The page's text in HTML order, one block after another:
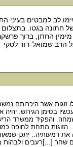
לב למבטים בעיני
חתונה בגטו. בתצלום
החתן, ברוך
הרב שמואל-דוד לסקי
זוגות אשר
בסימן הגירוש. יהיה
והפקיד ממשרד
מתחת לחופה
את דמעותיה.. יתכן
[...]רעבים ולבהות